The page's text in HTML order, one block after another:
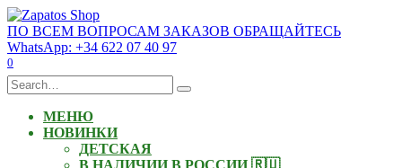
Skip
to
content
ПО ВСЕМ ВОПРОСАМ ЗАКАЗОВ ОБРАЩАЙТЕСЬ
WhatsApp: +34 622 07 40 97
0
Search
for:
МЕНЮ
НОВИНКИ
ДЕТСКАЯ